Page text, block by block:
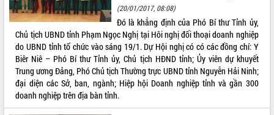
Đoàn đại biểu Quốc hội tỉnh Đắk Lắk
trao đổi thông tin trước Kỳ họp thứ
nhất, Quốc hội khóa XVI
Quyết liệt cải cách hành chính, khơi
thông nguồn lực phát triển
Nâng cao hiệu lực, hiệu quả HĐND
tỉnh thông qua hiện đại hóa hành chính
Xã Ea Phê gắn cải cách hành chính với
chuyển đổi số
(20/01/2017, 08:08)
Đó là khẳng định của Phó Bí thư Tỉnh ủy,
Chủ tịch UBND tỉnh Phạm Ngọc Nghị tại Hôi nghị đối thoại doanh nghiệp
do UBND tỉnh tổ chức vào sáng 19/1. Dự Hội nghị có có các đồng chí: Y
Biêr Niê – Phó Bí thư Tỉnh ủy, Chủ tịch HĐND tỉnh; Ủy viên dự khuyết
Trung ương Đảng, Phó Chủ tịch Thường trực UBND tỉnh Nguyễn Hải Ninh;
đại diện các Sở, ban, ngành; Hiệp hội Doanh nghiệp tỉnh và gần 300
doanh nghiệp trên địa bàn tỉnh.